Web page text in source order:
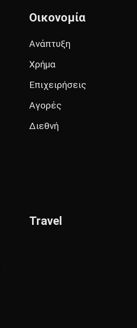
Οικονομία
Ανάπτυξη
Χρήμα
Επιχειρήσεις
Αγορές
Διεθνή
Travel